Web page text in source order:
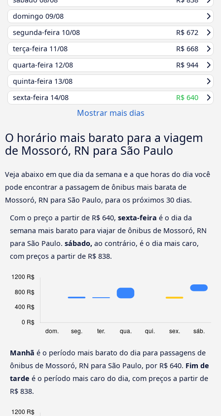
domingo 09/08
segunda-feira 10/08
R$ 672
terça-feira 11/08
R$ 668
quarta-feira 12/08
R$ 944
quinta-feira 13/08
sexta-feira 14/08 R$ 640
Mostrar mais dias
O horário mais barato para a viagem
de Mossoró, RN para São Paulo
Veja abaixo em que dia da semana e a que horas do dia você
pode encontrar a passagem de ônibus mais barata de
Mossoró, RN para São Paulo, para os próximos 30 dias.
Com o preço a partir de R$ 640, sexta-feira é o dia da
semana mais barato para viajar de ônibus de Mossoró, RN
para São Paulo. sábado, ao contrário, é o dia mais caro,
com preços a partir de R$ 838.
Manhã é o período mais barato do dia para passagens de
ônibus de Mossoró, RN para São Paulo, por R$ 640. Fim de
tarde é o período mais caro do dia, com preços a partir de
R$ 838.